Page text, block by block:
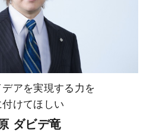
デアを実現する力を
付けてほしい
ダビデ竜